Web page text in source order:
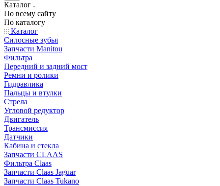
Каталог
По всему сайту
По каталогу
Каталог
Cилосные зубья
Запчасти Manitou
Фильтра
Передний и задний мост
Ремни и ролики
Гидравлика
Пальцы и втулки
Стрела
Угловой редуктор
Двигатель
Трансмиссия
Датчики
Кабина и стекла
Запчасти CLAAS
Фильтра Claas
Запчасти Claas Jaguar
Запчасти Claas Tukano